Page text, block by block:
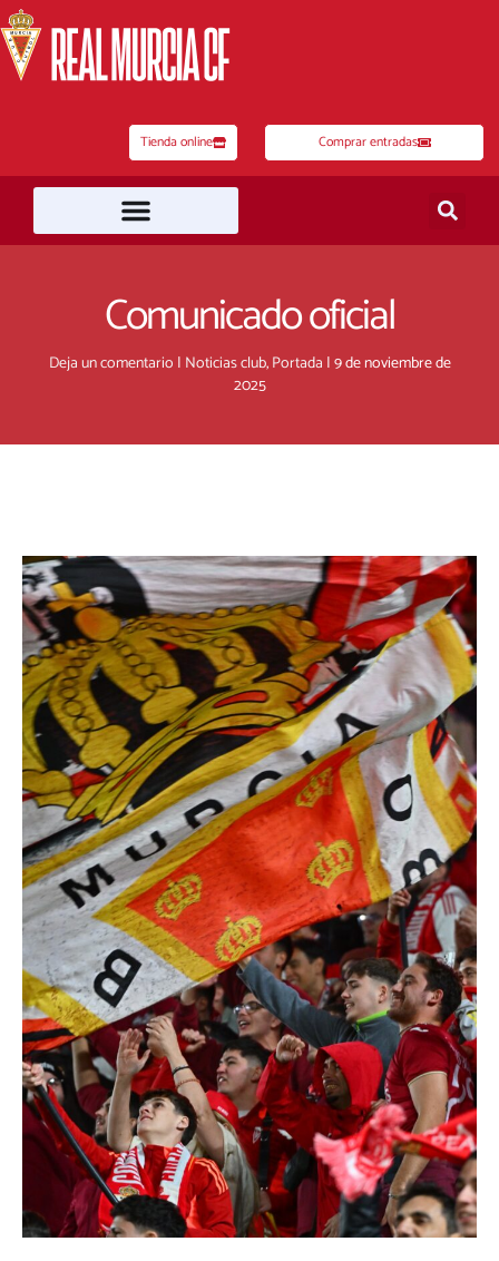
al
contenido
Tienda online Comprar entradas
Comunicado oficial
Deja un comentario | Noticias club,Portada |9 de noviembre de
2025